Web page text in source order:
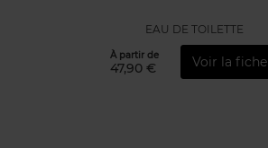
EAU DE TOILETTE
À partir de
47,90 € Voir la fiche